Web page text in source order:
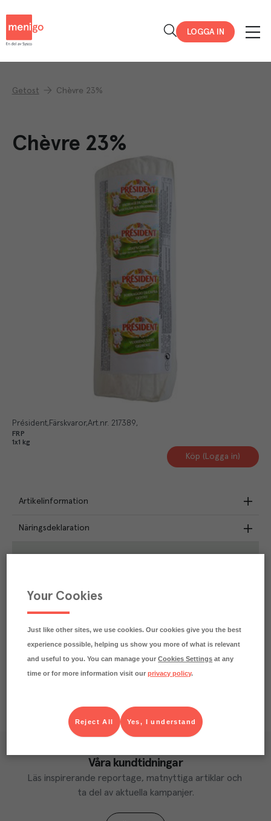
LOGGA IN
Getost Chèvre 23%
Chèvre 23%
Président Färskvaror Art.nr. 217389
FRP
1x1 kg
Köp (Logga in)
Artikelinformation
Näringsdeklaration
utsläppen av 46.7 kg koldioxid.
Våra kundtidningar
Läs inspirerande reportage, matnyttiga artiklar och
ta del av aktuella kampanjer.
Your Cookies
Just like other sites, we use cookies. Our cookies give you the best
experience possible, helping us show you more of what is relevant
and useful to you. You can manage yourCookies Settings at any
time or for more information visit ourprivacy policy.
Yes, I understand
Reject All